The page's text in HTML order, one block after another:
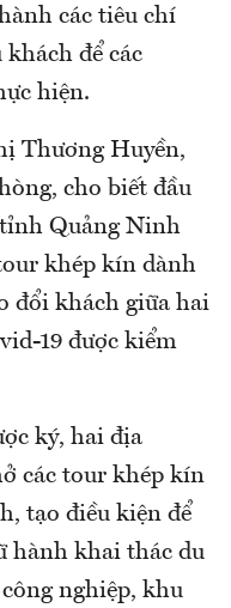
các tiêu chí
để các
hiện.
Thương Huyền,
cho biết đầu
Quảng Ninh
khép kín dành
đổi khách giữa hai
19 được kiểm
ký, hai địa
các tour khép kín
tạo điều kiện để
hành khai thác du
nghiệp, khu